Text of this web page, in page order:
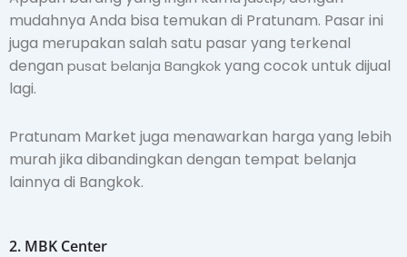
mudahnya Anda bisa temukan di Pratunam. Pasar ini
juga merupakan salah satu pasar yang terkenal
dengan pusat belanja Bangkokyang cocok untuk dijual
lagi.
Pratunam Market juga menawarkan harga yang lebih
murah jika dibandingkan dengan tempat belanja
lainnya di Bangkok.
2. MBK Center